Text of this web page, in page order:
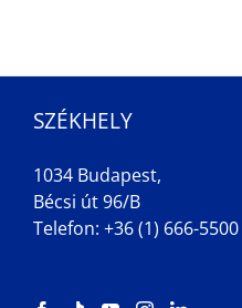
SZÉKHELY
1034 Budapest,
Bécsi út 96/B
Telefon: +36 (1) 666-5500